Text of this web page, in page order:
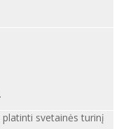
svetainės turinį